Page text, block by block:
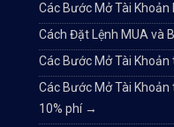
Các Bước Mở Tài
Cách Đặt Lệnh MUA và
Các Bước Mở Tài
Các Bước Mở Tài
10% phí →